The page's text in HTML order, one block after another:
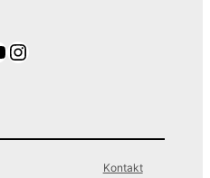
Instagram
Kontakt